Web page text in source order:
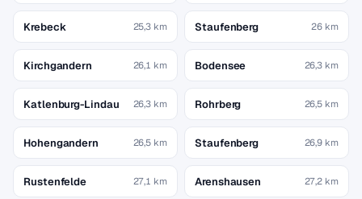
Krebeck 25,3 km Staufenberg 26 km
Kirchgandern 26,1 km Bodensee 26,3 km
Katlenburg-Lindau 26,3 km Rohrberg 26,5 km
Hohengandern 26,5 km Staufenberg 26,9 km
Rustenfelde 27,1 km Arenshausen 27,2 km